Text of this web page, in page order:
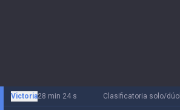
Clasificatoria solo/dúo
Victoria28 min 24 s